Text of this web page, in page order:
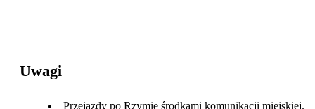
Uwagi
Przejazdy po Rzymie środkami komunikacji miejskiej.